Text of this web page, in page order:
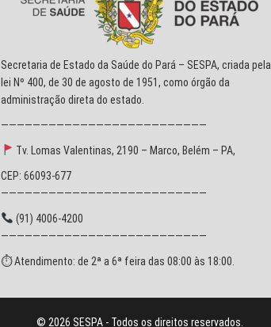
Secretaria de Estado da Saúde do Pará – SESPA, criada pela
lei Nº 400, de 30 de agosto de 1951, como órgão da
administração direta do estado.
——————————————————————————
Tv. Lomas Valentinas, 2190 – Marco, Belém – PA,
CEP: 66093-677
——————————————————————————
(91) 4006-4200
——————————————————————————
⏱ Atendimento: de 2ª a 6ª feira das 08:00 às 18:00.
© 2026 SESPA - Todos os direitos reservados.